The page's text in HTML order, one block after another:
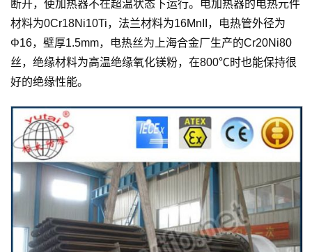
断开，使加热器不在超温状态下运行。电加热器的电热元件
材料为0Cr18Ni10Ti，法兰材料为16MnII，电热管外径为
Φ16，壁厚1.5mm，电热丝为上海合金厂生产的Cr20Ni80
丝，绝缘材料为高温绝缘氧化镁粉，在800℃时也能保持很
好的绝缘性能。